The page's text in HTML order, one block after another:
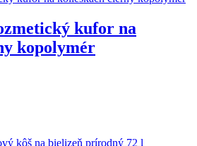
kufor na
kopolymér